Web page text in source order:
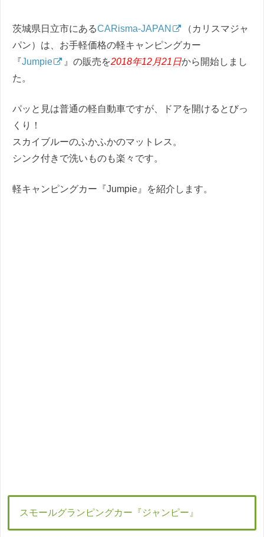
茨城県日立市にあるCARisma-JAPAN
（カリスマジャ
パン）は、お手軽価格の軽キャンピングカー
『Jumpie 』の販売を2018年12月21日から開始しまし
た。
パッと見は普通の軽自動車ですが、ドアを開けるとびっ
くり！
スカイブルーのふかふかのマットレス。
シンク付きで洗いものも楽々です。
軽キャンピングカー『Jumpie』を紹介します。
スモールグランピングカー『ジャンピー』